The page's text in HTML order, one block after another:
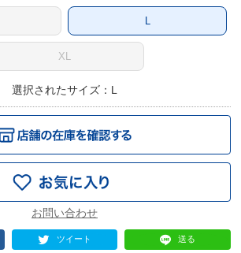
L
XL
選択されたサイズ：L
ツイート 送る